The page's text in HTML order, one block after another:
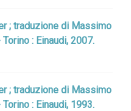
; traduzione di Massimo
: Einaudi, 2007.
; traduzione di Massimo
: Einaudi, 1993.